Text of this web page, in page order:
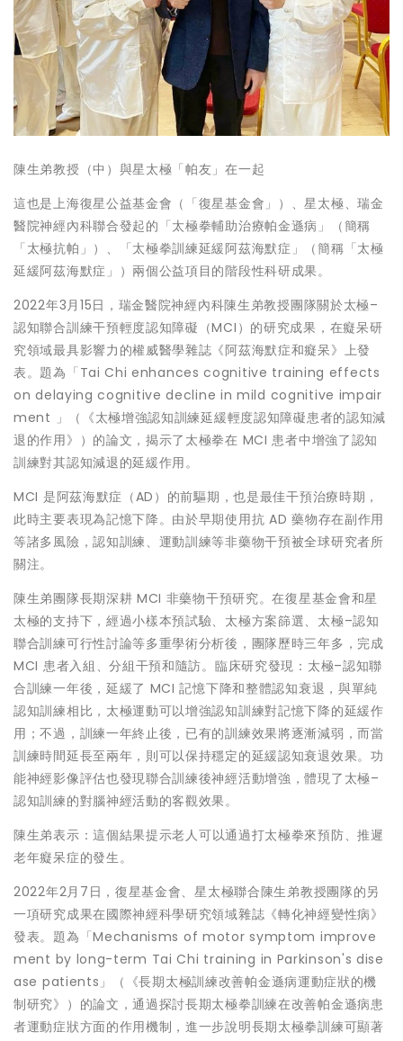
陳生弟教授（中）與星太極「帕友」在一起
這也是上海復星公益基金會（「復星基金會」）、星太極、瑞金
醫院神經內科聯合發起的「太極拳輔助治療帕金遜病」（簡稱
「太極抗帕」）、「太極拳訓練延緩阿茲海默症」（簡稱「太極
延緩阿茲海默症」）兩個公益項目的階段性科研成果。
2022年3月15日，瑞金醫院神經內科陳生弟教授團隊關於太極–
認知聯合訓練干預輕度認知障礙（MCI）的研究成果，在癡呆研
究領域最具影響力的權威醫學雜誌《阿茲海默症和癡呆》上發
表。題為「Tai Chi enhances cognitive training effects
on delaying cognitive decline in mild cognitive impair
ment 」（《太極增強認知訓練延緩輕度認知障礙患者的認知減
退的作用》）的論文，揭示了太極拳在 MCI 患者中增強了認知
訓練對其認知減退的延緩作用。
MCI 是阿茲海默症（AD）的前驅期，也是最佳干預治療時期，
此時主要表現為記憶下降。由於早期使用抗 AD 藥物存在副作用
等諸多風險，認知訓練、運動訓練等非藥物干預被全球研究者所
關注。
陳生弟團隊長期深耕 MCI 非藥物干預研究。在復星基金會和星
太極的支持下，經過小樣本預試驗、太極方案篩選、太極–認知
聯合訓練可行性討論等多重學術分析後，團隊歷時三年多，完成
MCI 患者入組、分組干預和隨訪。臨床研究發現：太極–認知聯
合訓練一年後，延緩了 MCI 記憶下降和整體認知衰退，與單純
認知訓練相比，太極運動可以增強認知訓練對記憶下降的延緩作
用；不過，訓練一年終止後，已有的訓練效果將逐漸減弱，而當
訓練時間延長至兩年，則可以保持穩定的延緩認知衰退效果。功
能神經影像評估也發現聯合訓練後神經活動增強，體現了太極–
認知訓練的對腦神經活動的客觀效果。
陳生弟表示 ：這個結果提示老人可以通過打太極拳來預防、推遲
老年癡呆症的發生。
2022年2月7日，復星基金會、星太極聯合陳生弟教授團隊的另
一項研究成果在國際神經科學研究領域雜誌《轉化神經變性病》
發表。題為「Mechanisms of motor symptom improve
ment by long-term Tai Chi training in Parkinson's dise
ase patients」（《長期太極訓練改善帕金遜病運動症狀的機
制研究》）的論文，通過探討長期太極拳訓練在改善帕金遜病患
者運動症狀方面的作用機制，進一步說明長期太極拳訓練可顯著